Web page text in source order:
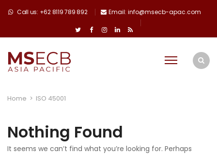
Call us: +62 8119 789 892 Email: info@msecb-apac.com
Home > ISO 45001
Nothing Found
It seems we can’t find what you’re looking for. Perhaps